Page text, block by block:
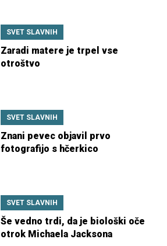
SVET SLAVNIH
Zaradi matere je trpel vse
otroštvo
SVET SLAVNIH
Znani pevec objavil prvo
fotografijo s hčerkico
SVET SLAVNIH
Še vedno trdi, da je biološki oče
otrok Michaela Jacksona